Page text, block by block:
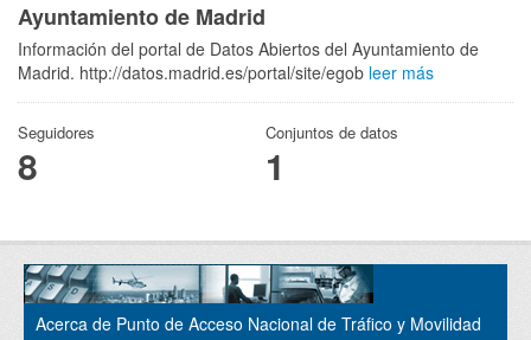
Ayuntamiento de Madrid
Información del portal de Datos Abiertos del Ayuntamiento de
Madrid. http://datos.madrid.es/portal/site/egob leer más
Seguidores
8
Conjuntos de datos
1
Acerca de Punto de Acceso Nacional de Tráfico y Movilidad